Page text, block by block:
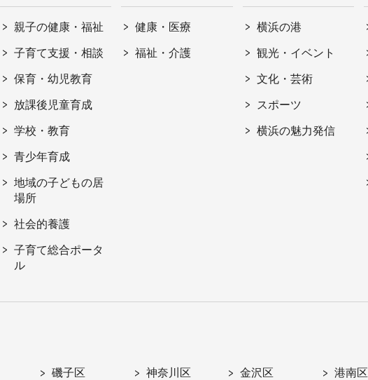
親子の健康・福祉
子育て支援・相談
保育・幼児教育
放課後児童育成
学校・教育
青少年育成
地域の子どもの居
場所
社会的養護
子育て総合ポータ
ル
健康・医療
福祉・介護
横浜の港
観光・イベント
文化・芸術
スポーツ
横浜の魅力発信
磯子区 神奈川区 金沢区 港南区